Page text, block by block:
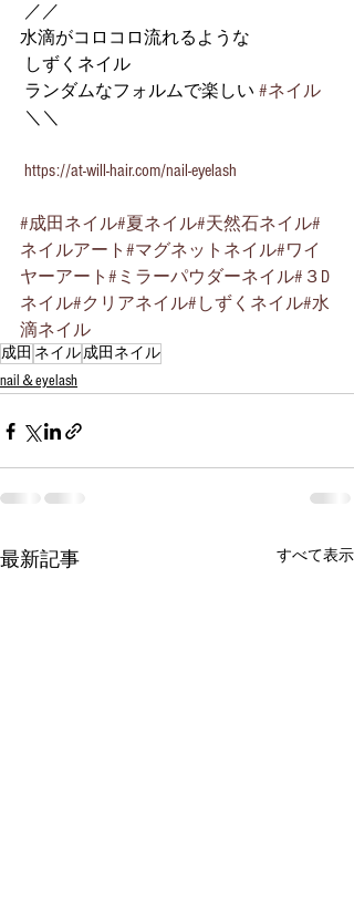
／／
水滴がコロコロ流れるような
しずくネイル
ランダムなフォルムで楽しい #ネイル
＼＼
https://at-will-hair.com/nail-eyelash
#成田ネイル#夏ネイル#天然石ネイル#
ネイルアート #マグネットネイル#ワイ
ヤーアート #ミラーパウダーネイル#３D
ネイル#クリアネイル#しずくネイル#水
滴ネイル
成田 ネイル成田ネイル
nail＆eyelash
最新記事 すべて表示